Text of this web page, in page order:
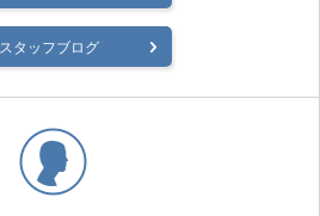
スタッフブログ